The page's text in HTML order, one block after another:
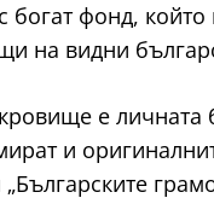
богат фонд,
на видни
е личната
и